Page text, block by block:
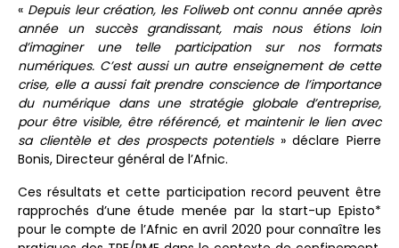
« Depuis leur création, les Foliweb ont connu année après
année un succès grandissant, mais nous étions loin
d’imaginer une telle participation sur nos formats
numériques. C’est aussi un autre enseignement de cette
crise, elle a aussi fait prendre conscience de l’importance
du numérique dans une stratégie globale d’entreprise,
pour être visible, être référencé, et maintenir le lien avec
sa clientèle et des prospects potentiels » déclare Pierre
Bonis, Directeur général de l’Afnic.
Ces résultats et cette participation record peuvent être
rapprochés d’une étude menée par la start-up Episto*
pour le compte de l’Afnic en avril 2020 pour connaître les